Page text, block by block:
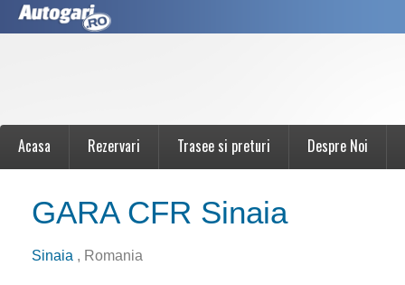
Acasa Rezervari Trasee si preturi Despre Noi
GARA CFR Sinaia
Sinaia , Romania